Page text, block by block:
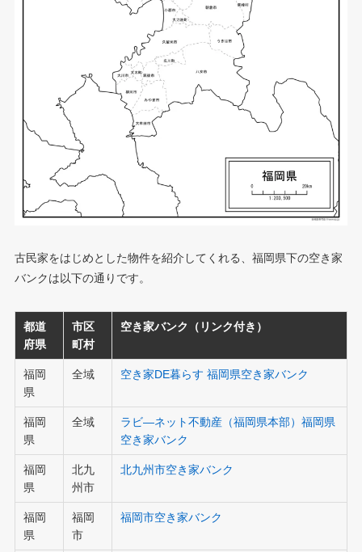
古民家をはじめとした物件を紹介してくれる、福岡県下の空き家
バンクは以下の通りです。
都道
府県
市区
町村
空き家バンク（リンク付き ）
福岡
県
全域 空き家DE暮らす 福岡県空き家バンク
福岡
県
全域
ラビ―ネット不動産（福岡県本部）福岡県
空き家バンク
福岡
県
北九
州市
北九州市空き家バンク
福岡
県
福岡
市
福岡市空き家バンク